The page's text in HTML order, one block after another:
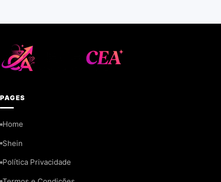
PAGES
Home
Shein
Política Privacidade